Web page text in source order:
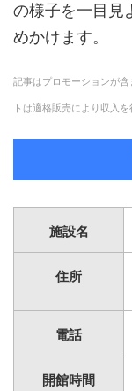
の様子を一目見
めかけます。
記事はプロモーションが
トは適格販売により収入を
施設名
住所
電話
開館時間